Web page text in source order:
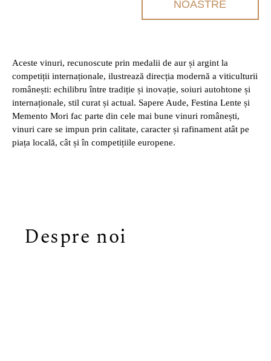
NOASTRE
Aceste vinuri, recunoscute prin medalii de aur și argint la
competiții internaționale, ilustrează direcția modernă a viticulturii
românești: echilibru între tradiție și inovație, soiuri autohtone și
internaționale, stil curat și actual. Sapere Aude, Festina Lente și
Memento Mori fac parte din cele mai bune vinuri românești,
vinuri care se impun prin calitate, caracter și rafinament atât pe
piața locală, cât și în competițiile europene.
Despre noi